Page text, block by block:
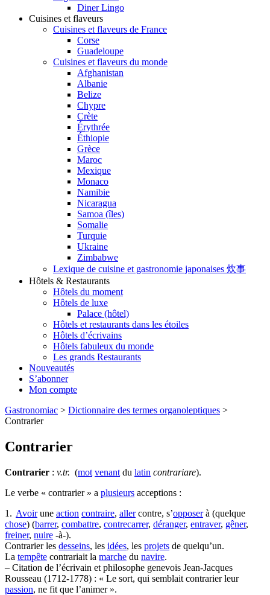
Diner Lingo
Cuisines et flaveurs
Cuisines et flaveurs de France
Corse
Guadeloupe
Cuisines et flaveurs du monde
Afghanistan
Albanie
Belize
Chypre
Crète
Érythrée
Éthiopie
Grèce
Maroc
Mexique
Monaco
Namibie
Nicaragua
Samoa (îles)
Somalie
Turquie
Ukraine
Zimbabwe
Lexique de cuisine et gastronomie japonaises 炊事
Hôtels & Restaurants
Hôtels du moment
Hôtels de luxe
Palace (hôtel)
Hôtels et restaurants dans les étoiles
Hôtels d’écrivains
Hôtels fabuleux du monde
Les grands Restaurants
Nouveautés
S’abonner
Mon compte
Gastronomiac > Dictionnaire des termes organoleptiques >
Contrarier
Contrarier
Contrarier : v.tr. (mot venant du latin contrariare).
Le verbe « contrarier » a plusieurs acceptions :
1. Avoirune action contraire, allercontre, s’opposerà (quelque
chose) (barrer, combattre, contrecarrer, déranger, entraver, gêner,
freiner, nuire -à-).
Contrarier les desseins, les idées, les projets de quelqu’un.
La tempête contrariait la marche du navire.
– Citation de l’écrivain et philosophe genevois Jean-Jacques
Rousseau (1712-1778) : « Le sort, qui semblait contrarier leur
passion, ne fit que l’animer ».